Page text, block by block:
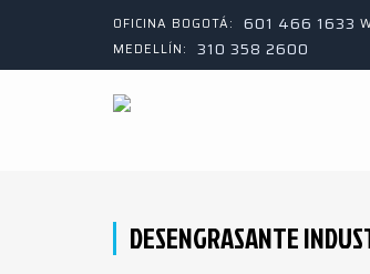
OFICINA BOGOTÁ: 601 466 1633
MEDELLÍN:
310 358 2600
DESENGRASANTE